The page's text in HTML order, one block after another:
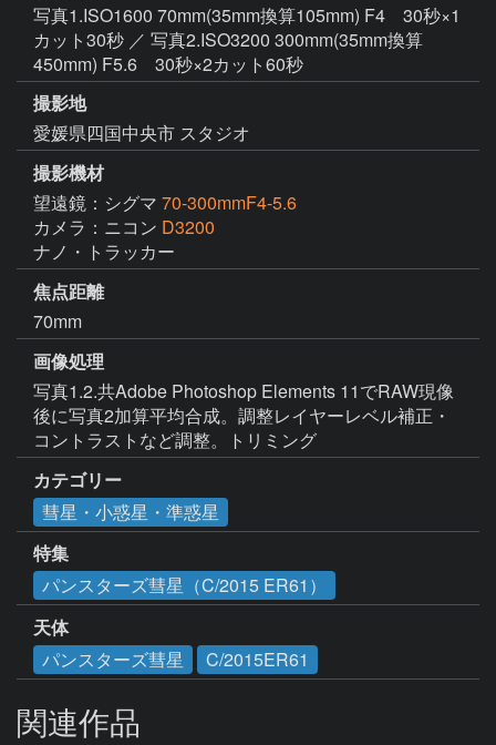
写真1.ISO1600 70mm(35mm換算105mm) F4 30秒×1
カット30秒 ／ 写真2.ISO3200 300mm(35mm換算
450mm) F5.6 30秒×2カット60秒
撮影地
愛媛県四国中央市 スタジオ
撮影機材
望遠鏡：シグマ 70-300mmF4-5.6
カメラ：ニコン D3200
ナノ・トラッカー
焦点距離
70mm
画像処理
写真1.2.共Adobe Photoshop Elements 11でRAW現像
後に写真2加算平均合成。調整レイヤーレベル補正・
コントラストなど調整。トリミング
カテゴリー
彗星・小惑星・準惑星
特集
パンスターズ彗星（C/2015 ER61）
天体
パンスターズ彗星
C/2015ER61
関連作品